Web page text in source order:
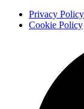
Privacy Policy
Cookie Policy